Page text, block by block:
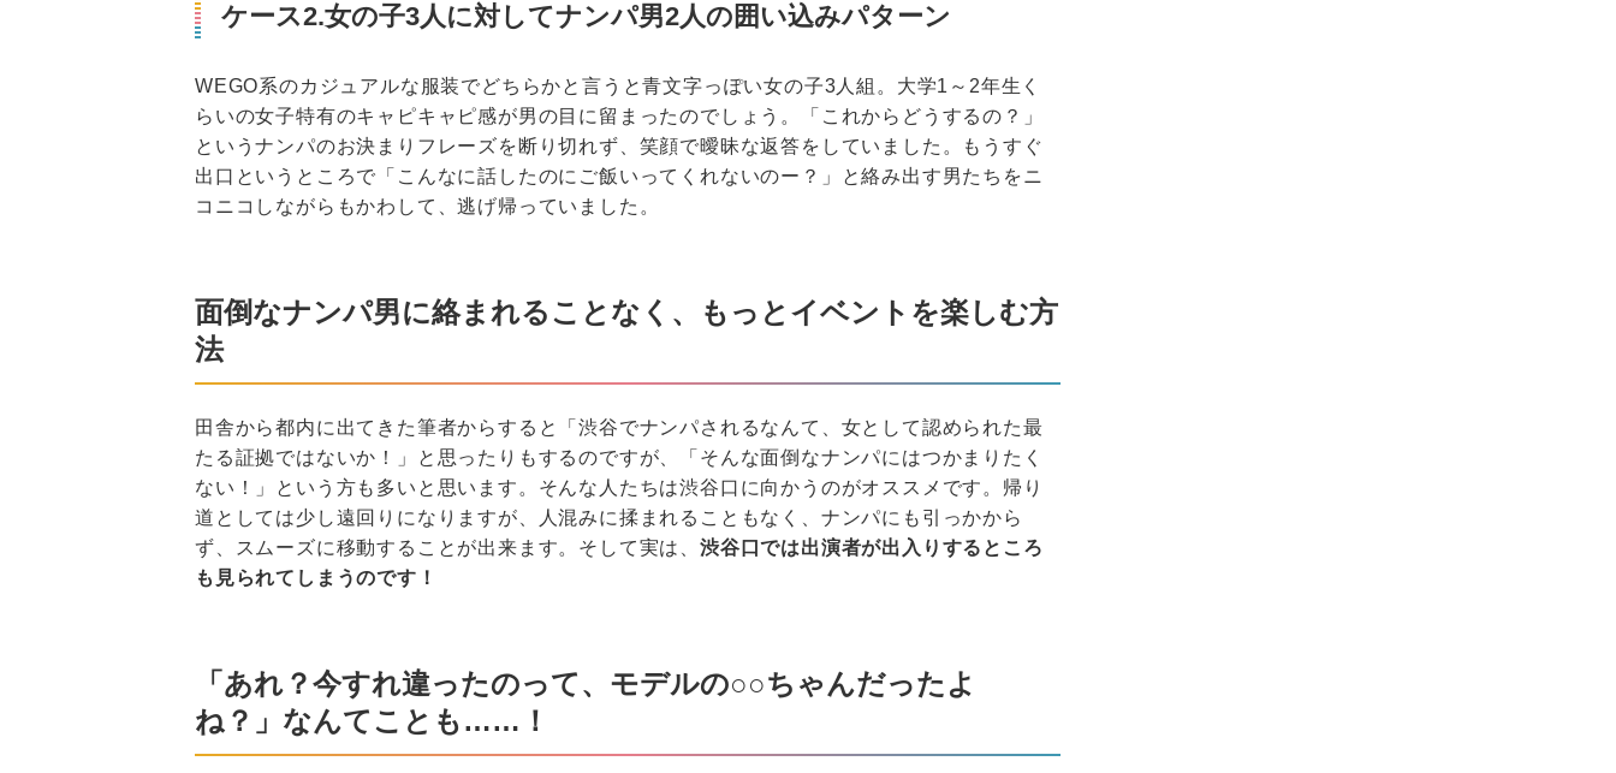
ケース2.女の子3人に対してナンパ男2人の囲い込みパターン
WEGO系のカジュアルな服装でどちらかと言うと青文字っぽい女の子3人組。大学1～2年生く
らいの女子特有のキャピキャピ感が男の目に留まったのでしょう。「これからどうするの？」
というナンパのお決まりフレーズを断り切れず、笑顔で曖昧な返答をしていました。もうすぐ
出口というところで「こんなに話したのにご飯いってくれないのー？」と絡み出す男たちをニ
コニコしながらもかわして、逃げ帰っていました。
面倒なナンパ男に絡まれることなく、もっとイベントを楽しむ方
法
田舎から都内に出てきた筆者からすると「渋谷でナンパされるなんて、女として認められた最
たる証拠ではないか！」と思ったりもするのですが、「そんな面倒なナンパにはつかまりたく
ない！」という方も多いと思います。そんな人たちは渋谷口に向かうのがオススメです。帰り
道としては少し遠回りになりますが、人混みに揉まれることもなく、ナンパにも引っかから
ず、スムーズに移動することが出来ます。そして実は、渋谷口では出演者が出入りするところ
も見られてしまうのです！
「あれ？今すれ違ったのって、モデルの○○ちゃんだったよ
ね？」なんてことも……！